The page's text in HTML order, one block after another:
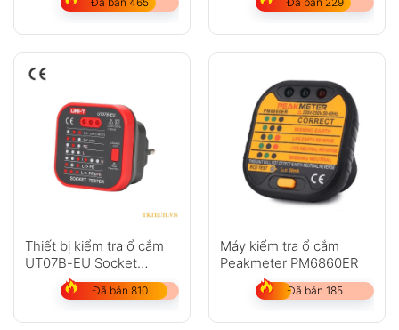
Thiết bị kiểm tra ổ cắm
UT07B-EU Socket
Đã bán 810
Máy kiểm tra ổ cắm
Peakmeter PM6860ER
Đã bán 185